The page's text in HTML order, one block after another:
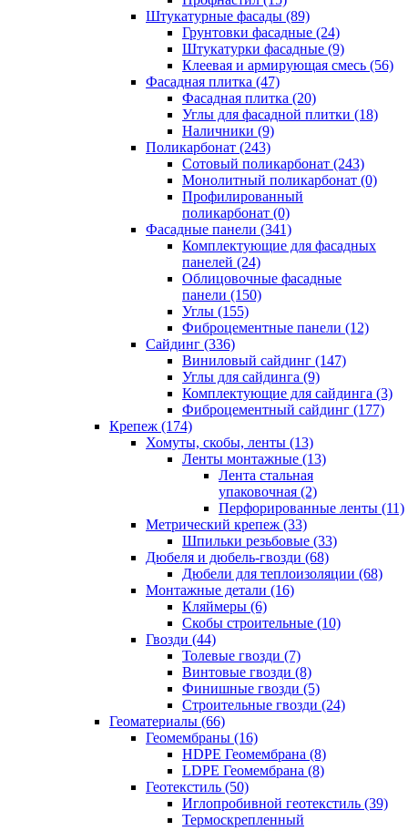
Штукатурные фасады (89)
Грунтовки фасадные (24)
Штукатурки фасадные (9)
Клеевая и армирующая смесь (56)
Фасадная плитка (47)
Фасадная плитка (20)
Углы для фасадной плитки (18)
Наличники (9)
Поликарбонат (243)
Сотовый поликарбонат (243)
Монолитный поликарбонат (0)
Профилированный
поликарбонат (0)
Фасадные панели (341)
Комплектующие для фасадных
панелей (24)
Облицовочные фасадные
панели (150)
Углы (155)
Фиброцементные панели (12)
Сайдинг (336)
Виниловый сайдинг (147)
Углы для сайдинга (9)
Комплектующие для сайдинга (3)
Фиброцементный сайдинг (177)
Крепеж (174)
Хомуты, скобы, ленты (13)
Ленты монтажные (13)
Лента стальная
упаковочная (2)
Перфорированные ленты (11)
Метрический крепеж (33)
Шпильки резьбовые (33)
Дюбеля и дюбель-гвозди (68)
Дюбели для теплоизоляции (68)
Монтажные детали (16)
Кляймеры (6)
Скобы строительные (10)
Гвозди (44)
Толевые гвозди (7)
Винтовые гвозди (8)
Финишные гвозди (5)
Строительные гвозди (24)
Геоматериалы (66)
Геомембраны (16)
HDPE Геомембрана (8)
LDPE Геомембрана (8)
Геотекстиль (50)
Иглопробивной геотекстиль (39)
Термоскрепленный